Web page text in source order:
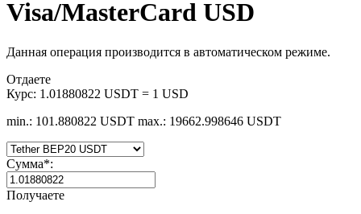
Visa/MasterCard USD
Данная операция производится в автоматическом режиме.
Отдаете
Курс: 1.01880822 USDT = 1 USD
min.: 101.880822 USDT max.: 19662.998646 USDT
Сумма*:
Получаете